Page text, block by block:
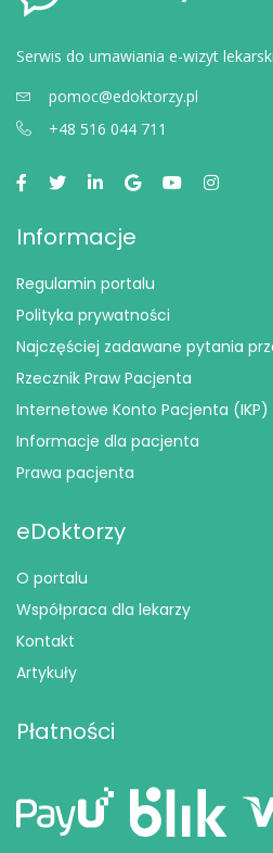
Serwis do umawiania e-wizyt
pomoc@edoktorzy.pl
+48 516 044 711
Informacje
Regulamin portalu
Polityka prywatności
Najczęściej zadawane pytania
Rzecznik Praw Pacjenta
Internetowe Konto Pacjenta (IKP)
Informacje dla pacjenta
Prawa pacjenta
eDoktorzy
O portalu
Współpraca dla lekarzy
Kontakt
Artykuły
Płatności